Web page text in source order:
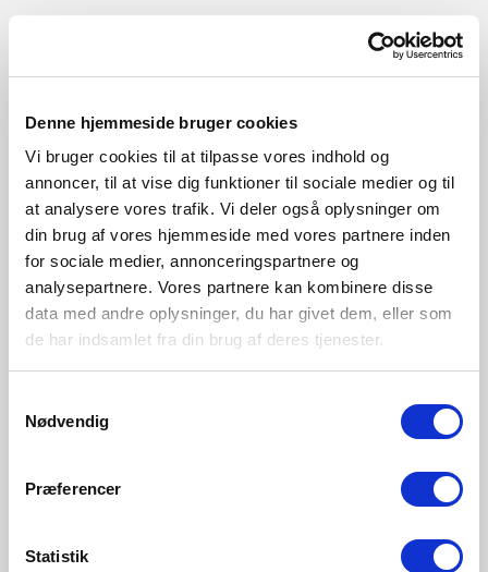
Denne hjemmeside bruger cookies
Vi bruger cookies til at tilpasse vores indhold og
annoncer, til at vise dig funktioner til sociale medier og til
at analysere vores trafik. Vi deler også oplysninger om
din brug af vores hjemmeside med vores partnere inden
for sociale medier, annonceringspartnere og
analysepartnere. Vores partnere kan kombinere disse
data med andre oplysninger, du har givet dem, eller som
de har indsamlet fra din brug af deres tjenester.
Nødvendig
Præferencer
Statistik
Weiss
Schwarz